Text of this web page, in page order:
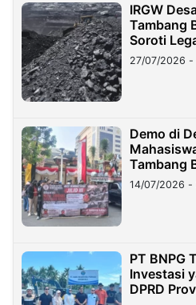
IRGW
Tambang
Soroti
Stockpile
27/07/2026 -
Demo di
Tambang
Lampung
14/07/2026 -
PT BNPG
Investasi
DPRD